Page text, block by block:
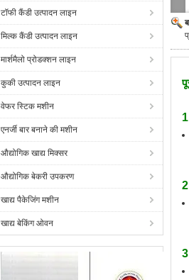
टॉफी कैंडी उत्पादन लाइन
मिल्क कैंडी उत्पादन लाइन
मार्शमैलो प्रोडक्शन लाइन
कुकी उत्पादन लाइन
वेफर स्टिक मशीन
एनर्जी बार बनाने की मशीन
औद्योगिक खाद्य मिक्सर
औद्योगिक बेकरी उपकरण
खाद्य पैकेजिंग मशीन
खाद्य बेकिंग ओवन